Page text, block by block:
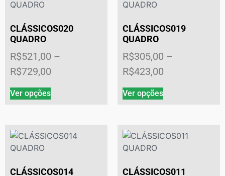
CLÁSSICOS020
QUADRO
R$521,00 –
R$729,00
Ver opções
CLÁSSICOS019
QUADRO
R$305,00 –
R$423,00
Ver opções
CLÁSSICOS014
CLÁSSICOS011